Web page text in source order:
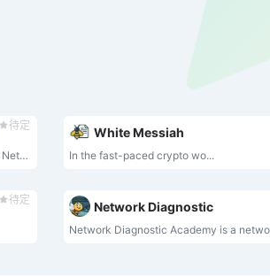
待定
An interactive crypto security training platform by Bee Network that teaches users to defend against supply chain attacks, address poisoning, and clipboard hijacking.
White Messiah
In the fast-paced crypto wo...
待定 Network Diagnostic